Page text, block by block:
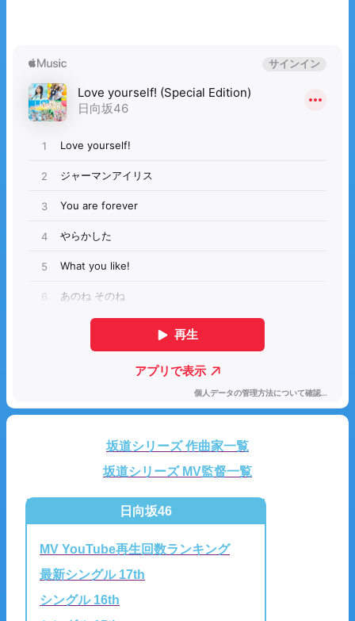
坂道シリーズ 作曲家一覧
坂道シリーズ MV監督一覧
日向坂46
MV YouTube再生回数ランキング
最新シングル 17th
シングル 16th